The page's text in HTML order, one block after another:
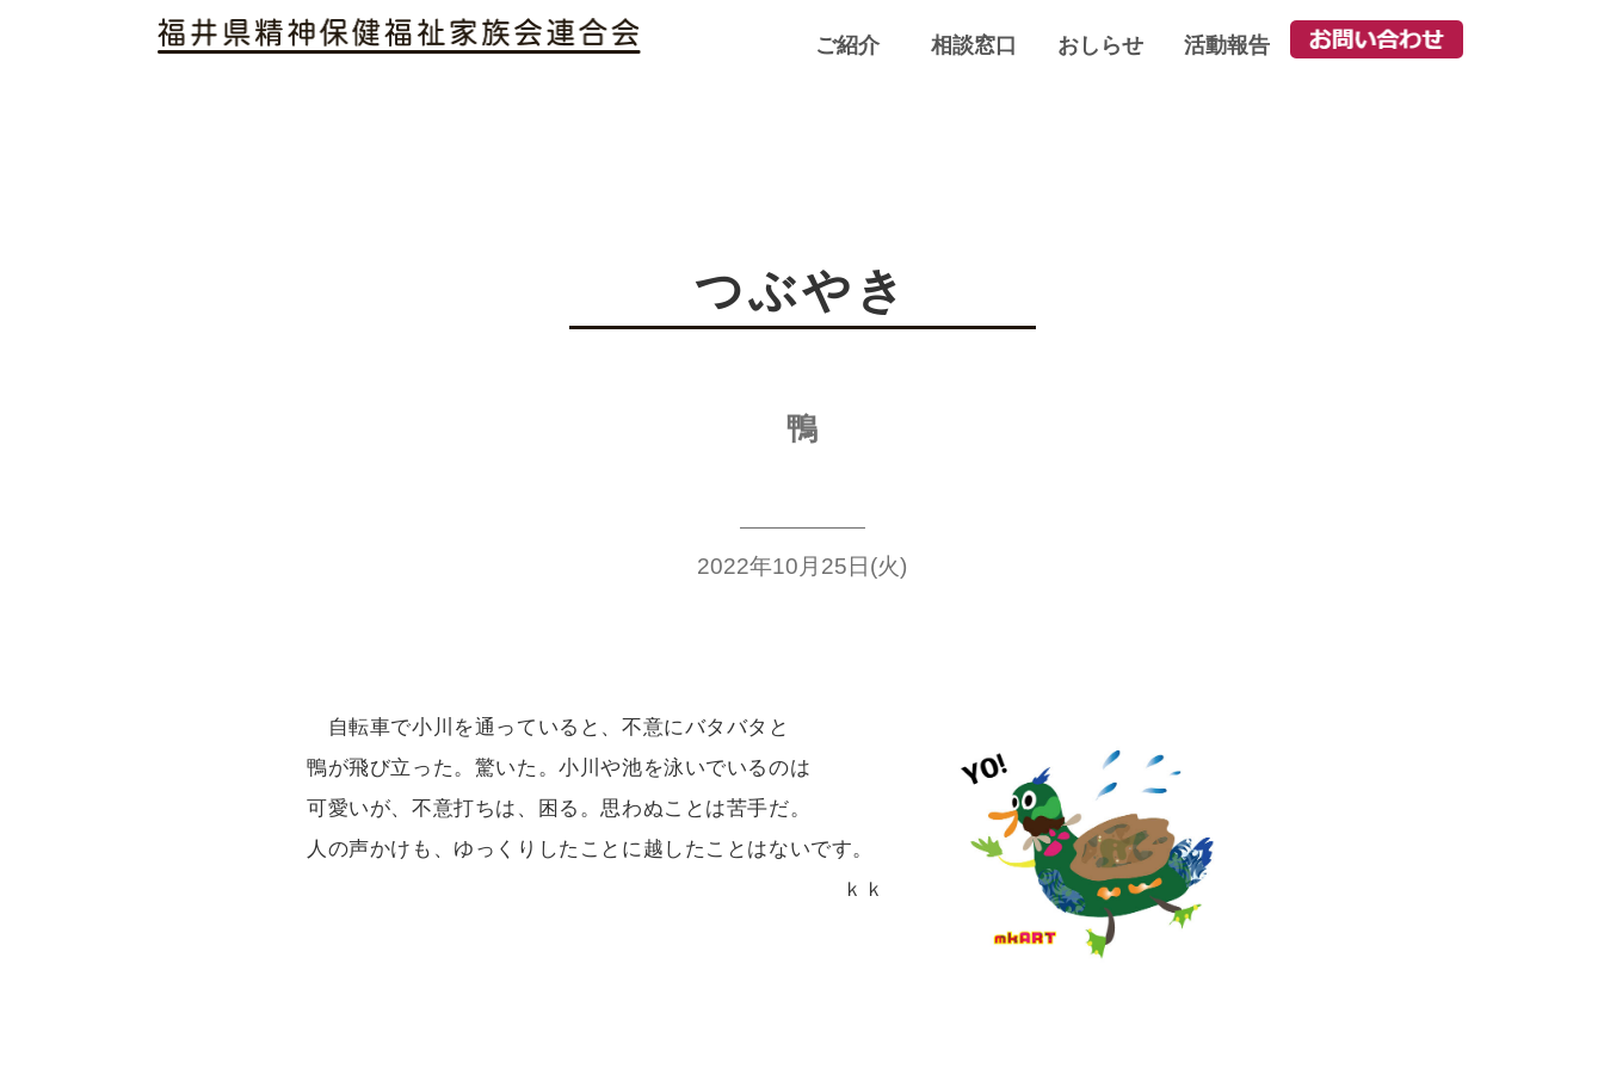
ご紹介 相談窓口 おしらせ 活動報告
つぶやき
鴨
2022年10月25日(火)
自転車で小川を通っていると、不意にバタバタと
鴨が飛び立った。驚いた。小川や池を泳いでいるのは
可愛いが、不意打ちは、困る。思わぬことは苦手だ。
人の声かけも、ゆっくりしたことに越したことはないです。
ｋｋ